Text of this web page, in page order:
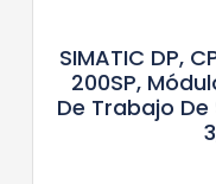
SIMATIC DP,
200SP,
De Trabajo